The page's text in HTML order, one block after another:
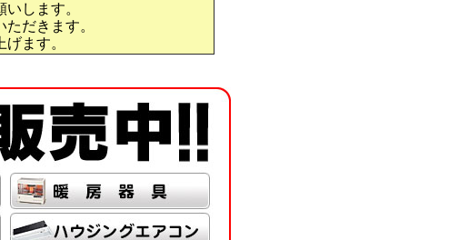
します。
だきます。
ます。